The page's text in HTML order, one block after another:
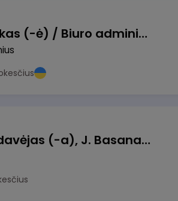
Pardavimų vadybininkas (-ė) / Biuro administratorius (-ė) (B2B)
Kasininkas (-ė) - pardavėjas (-a), J. Basanavičiaus g. 6, Jonava